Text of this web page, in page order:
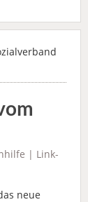
| Link-
neue